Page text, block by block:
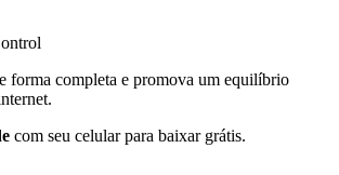
forma completa e promova um equilíbrio
com seu celular para baixar grátis.